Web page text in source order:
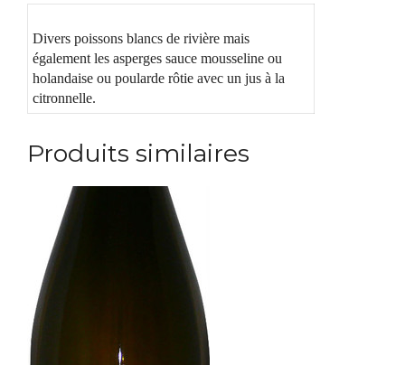
Divers poissons blancs de rivière mais
également les asperges sauce mousseline ou
holandaise ou poularde rôtie avec un jus à la
citronnelle.
Produits similaires